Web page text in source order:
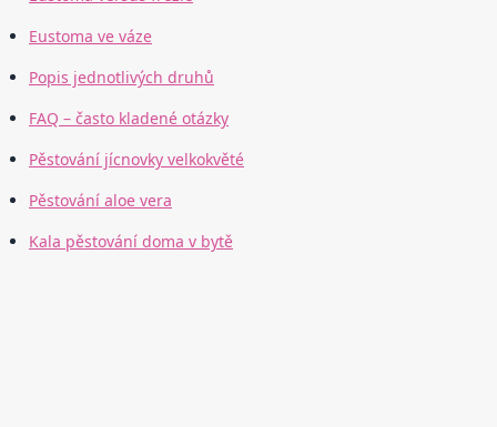
Eustoma ve váze
Popis jednotlivých druhů
FAQ – často kladené otázky
Pěstování jícnovky velkokvěté
Pěstování aloe vera
Kala pěstování doma v bytě